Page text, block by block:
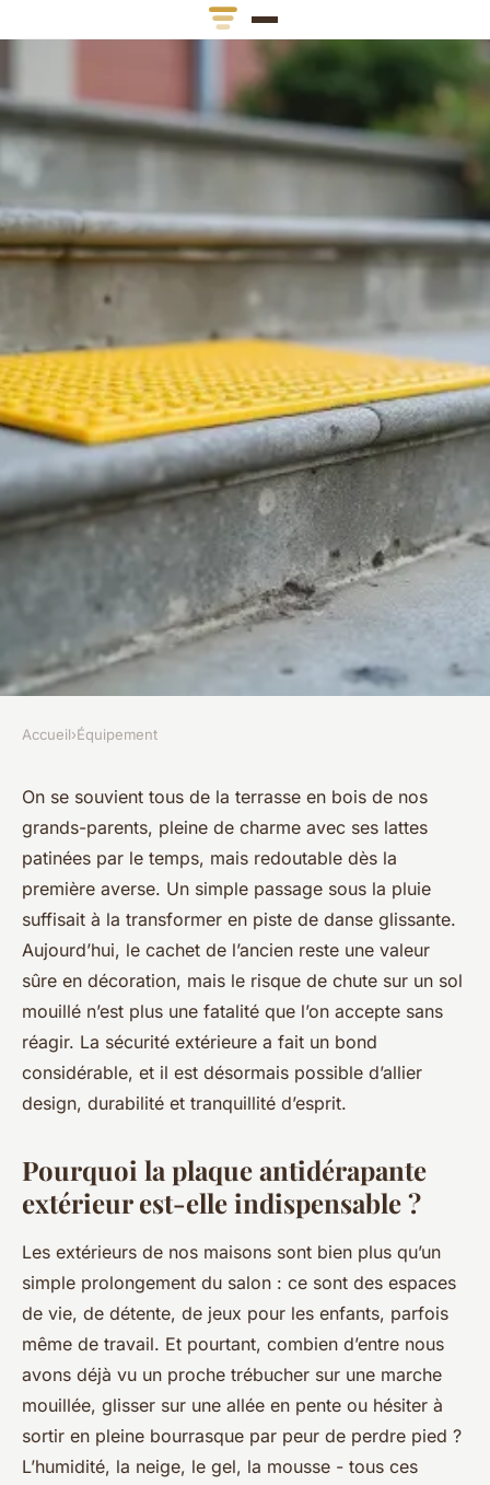
ÉQUIPEMENT
Évitez les chutes avec une
plaque antidérapante
extérieur
Fabien•28/04/2026 14:07• 9 min de lecture
Accueil›Équipement
On se souvient tous de la terrasse en bois de nos
grands-parents, pleine de charme avec ses lattes
patinées par le temps, mais redoutable dès la
première averse. Un simple passage sous la pluie
suffisait à la transformer en piste de danse glissante.
Aujourd’hui, le cachet de l’ancien reste une valeur
sûre en décoration, mais le risque de chute sur un sol
mouillé n’est plus une fatalité que l’on accepte sans
réagir. La sécurité extérieure a fait un bond
considérable, et il est désormais possible d’allier
design, durabilité et tranquillité d’esprit.
Pourquoi la plaque antidérapante
extérieur est-elle indispensable ?
Les extérieurs de nos maisons sont bien plus qu’un
simple prolongement du salon : ce sont des espaces
de vie, de détente, de jeux pour les enfants, parfois
même de travail. Et pourtant, combien d’entre nous
avons déjà vu un proche trébucher sur une marche
mouillée, glisser sur une allée en pente ou hésiter à
sortir en pleine bourrasque par peur de perdre pied ?
L’humidité, la neige, le gel, la mousse - tous ces